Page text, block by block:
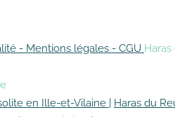
- Mentions légales - CGU
en Ille-et-Vilaine |
Haras du